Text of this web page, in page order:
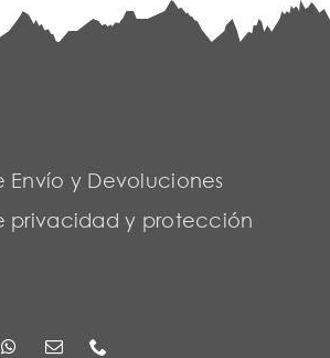
Envío y Devoluciones
privacidad y protección